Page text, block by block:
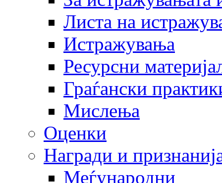
Листа на
Истражувања
Ресурсни
Граѓански
Мислења
Оценки
Награди и
Меѓународни